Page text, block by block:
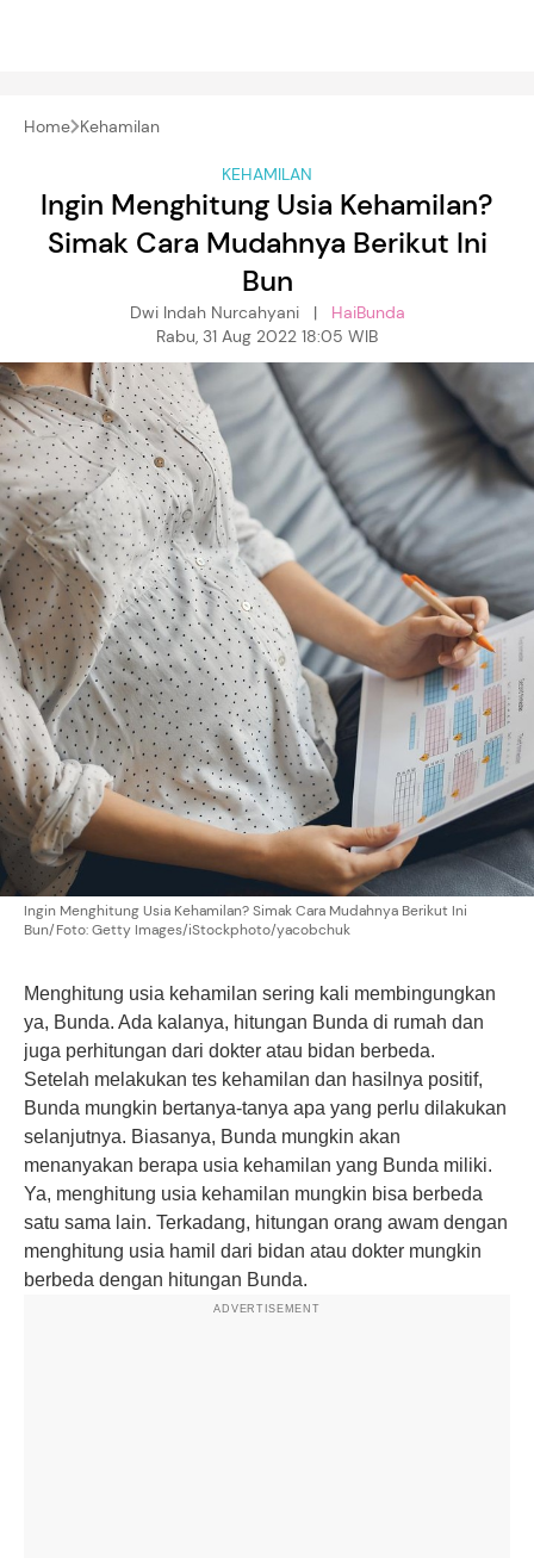
Home Kehamilan
KEHAMILAN
Ingin Menghitung Usia Kehamilan?
Simak Cara Mudahnya Berikut Ini
Bun
Dwi Indah Nurcahyani | HaiBunda
Rabu, 31 Aug 2022 18:05 WIB
Ingin Menghitung Usia Kehamilan? Simak Cara Mudahnya Berikut Ini
Bun/Foto: Getty Images/iStockphoto/yacobchuk
Menghitung usia kehamilan sering kali membingungkan
ya, Bunda. Ada kalanya, hitungan Bunda di rumah dan
juga perhitungan dari dokter atau bidan berbeda.
Setelah melakukan tes kehamilan dan hasilnya positif,
Bunda mungkin bertanya-tanya apa yang perlu dilakukan
selanjutnya. Biasanya, Bunda mungkin akan
menanyakan berapa usia kehamilan yang Bunda miliki.
Ya, menghitung usia kehamilan mungkin bisa berbeda
satu sama lain. Terkadang, hitungan orang awam dengan
menghitung usia hamil dari bidan atau dokter mungkin
berbeda dengan hitungan Bunda.
ADVERTISEMENT